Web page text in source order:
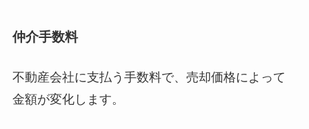
仲介手数料
不動産会社に支払う手数料で、売却価格によって
金額が変化します。